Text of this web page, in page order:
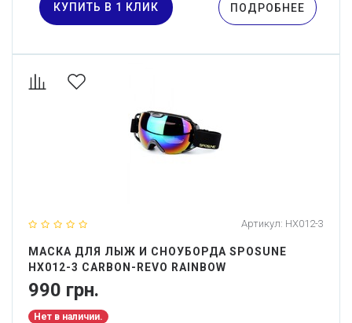
КУПИТЬ В 1 КЛИК ПОДРОБНЕЕ
Артикул: HX012-3
МАСКА ДЛЯ ЛЫЖ И СНОУБОРДА SPOSUNE
HX012-3 CARBON-REVO RAINBOW
990 грн.
Нет в наличии.